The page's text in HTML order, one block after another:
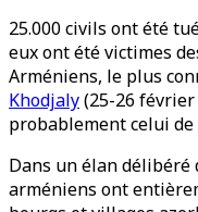
25.000 civils ont été
eux ont été victimes
Arméniens, le plus
Khodjaly(25-26
probablement celui de
Dans un élan
arméniens ont